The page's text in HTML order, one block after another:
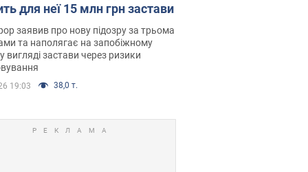
для неї 15 млн грн застави
заявив про нову підозру за трьома
та наполягає на запобіжному
вигляді застави через ризики
19:03 38,0 т.